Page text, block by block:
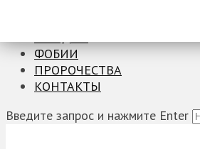
ФОБИИ
ПРОРОЧЕСТВА
КОНТАКТЫ
Введите запрос и нажмите Enter